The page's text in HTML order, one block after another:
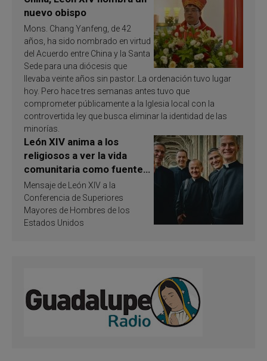
nuevo obispo
Mons. Chang Yanfeng, de 42
años, ha sido nombrado en virtud
del Acuerdo entre China y la Santa
Sede para una diócesis que
llevaba veinte años sin pastor. La ordenación tuvo lugar
hoy. Pero hace tres semanas antes tuvo que
comprometer públicamente a la Iglesia local con la
controvertida ley que busca eliminar la identidad de las
minorías.
León XIV anima a los
religiosos a ver la vida
comunitaria como fuente
de inspiración y
santificación
Mensaje de León XIV a la
Conferencia de Superiores
Mayores de Hombres de los
Estados Unidos